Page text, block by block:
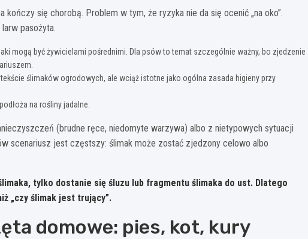
się chorobą. Problem w tym, że ryzyka nie da się ocenić „na oko”.
pasożyta.
mogą być żywicielami pośrednimi. Dla psów to temat szczególnie ważny, bo zjedzenie
ślimaków ogrodowych, ale wciąż istotne jako ogólna zasada higieny przy
na rośliny jadalne.
(brudne ręce, niedomyte warzywa) albo z nietypowych sytuacji
scenariusz jest częstszy: ślimak może zostać zjedzony celowo albo
tylko dostanie się śluzu lub fragmentu ślimaka do ust. Dlatego
„czy ślimak jest trujący”.
domowe: pies, kot, kury